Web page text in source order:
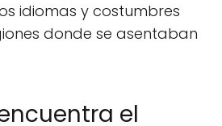
idiomas y costumbres
donde se asentaban
el